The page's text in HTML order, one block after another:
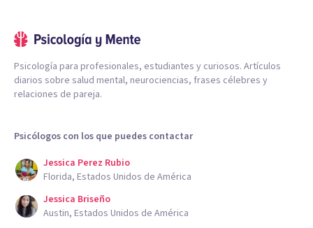
Psicología para profesionales, estudiantes y curiosos. Artículos
diarios sobre salud mental, neurociencias, frases célebres y
relaciones de pareja.
Psicólogos con los que puedes contactar
Jessica Perez Rubio
Florida, Estados Unidos de América
Jessica Briseño
Austin, Estados Unidos de América